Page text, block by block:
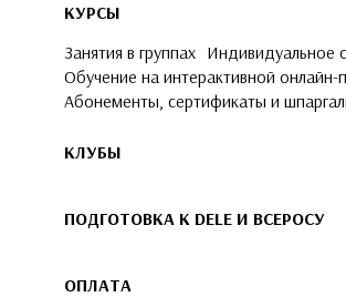
КУРСЫ
Занятия в группах Индивидуальное
Обучение на интерактивной
Абонементы, сертификаты и
КЛУБЫ
ПОДГОТОВКА К DELE И ВСЕРОСУ
ОПЛАТА